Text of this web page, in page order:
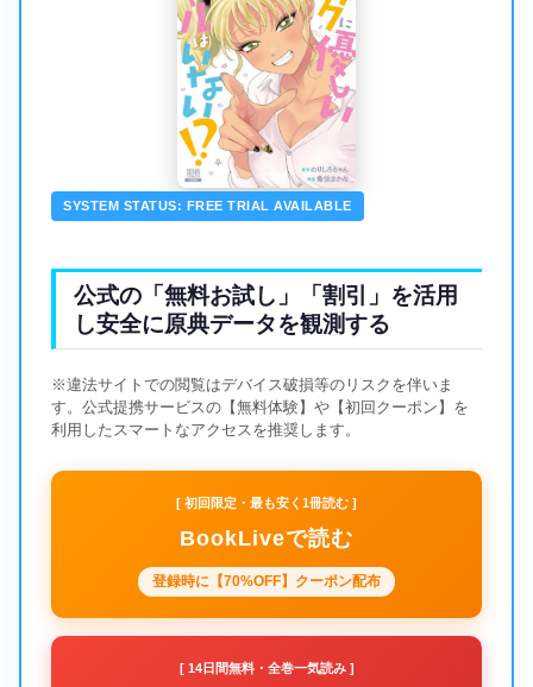
SYSTEM STATUS: FREE TRIAL AVAILABLE
公式の「無料お試し」「割引」を活用
し安全に原典データを観測する
※違法サイトでの閲覧はデバイス破損等のリスクを伴いま
す。公式提携サービスの【無料体験】や【初回クーポン】を
利用したスマートなアクセスを推奨します。
[ 初回限定・最も安く1冊読む ]
BookLiveで読む
登録時に【70%OFF】クーポン配布
[ 14日間無料・全巻一気読み ]